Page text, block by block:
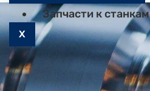
Запчасти к станкам
X